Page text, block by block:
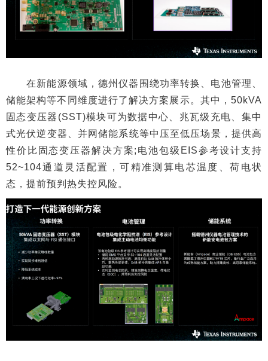
在新能源领域，德州仪器围绕功率转换、电池管理、
储能架构等不同维度进行了解决方案展示。其中，50kVA
固态变压器(SST)模块可为数据中心、兆瓦级充电、集中
式光伏逆变器、并网储能系统等中压至低压场景，提供高
性价比固态变压器解决方案;电池包级EIS参考设计支持
52~104通道灵活配置，可精准测算电芯温度、荷电状
态，提前预判热失控风险。